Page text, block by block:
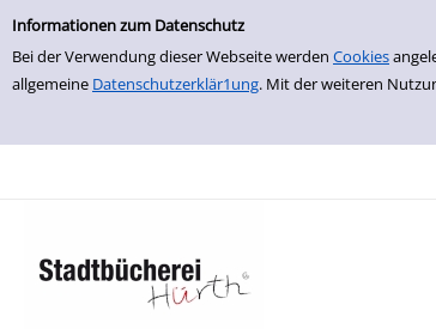
Erweiterte Suche
Informationen zum Datenschutz
Bei der Verwendung dieser Webseite werden Cookies
allgemeine Datenschutzerklär1ung. Mit der weiteren
zur Navigation springen
zum Inhalt springen
Zur erweiterten Suche springen